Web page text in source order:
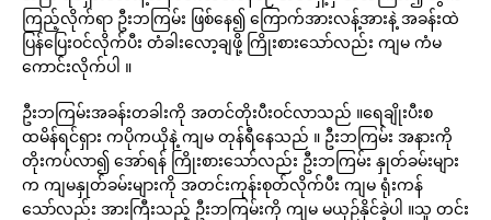
ကြည့်လိုက်ရာ ဦးဘကြမ်း ဖြစ်နေ၍ ကြောက်အားလန့်အားနဲ့ အခန်းထဲ
ပြန်ပြေးဝင်လိုက်ပီး တံခါးလော့ချဖို့ ကြိုးစားသော်လည်း ကျမ ကံမ
ကောင်းလိုက်ပါ ။
ဦးဘကြမ်းအခန်းတခါးကို အတင်တိုးပီးဝင်လာသည် ။ရေချိုးပီးစ
ထမိန်ရင်ရှား ကပိုကယိုနဲ့ ‌ကျမ တုန်ရီနေသည် ။ ဦးဘကြမ်း အနားကို
တိုးကပ်လာ၍ အော်ရန် ကြိုးစားသော်လည်း ဦးဘကြမ်း နှုတ်ခမ်းများ
က ကျမနှုတ်ခမ်းများကို အတင်းကုန်းစုတ်လိုက်ပီး ကျမ ရုံးကန်
သော်လည်း အားကြီးသည့် ဦးဘကြမ်းကို ကျမ မယှဉ်နိုင်ခဲ့ပါ ။သူ တင်း